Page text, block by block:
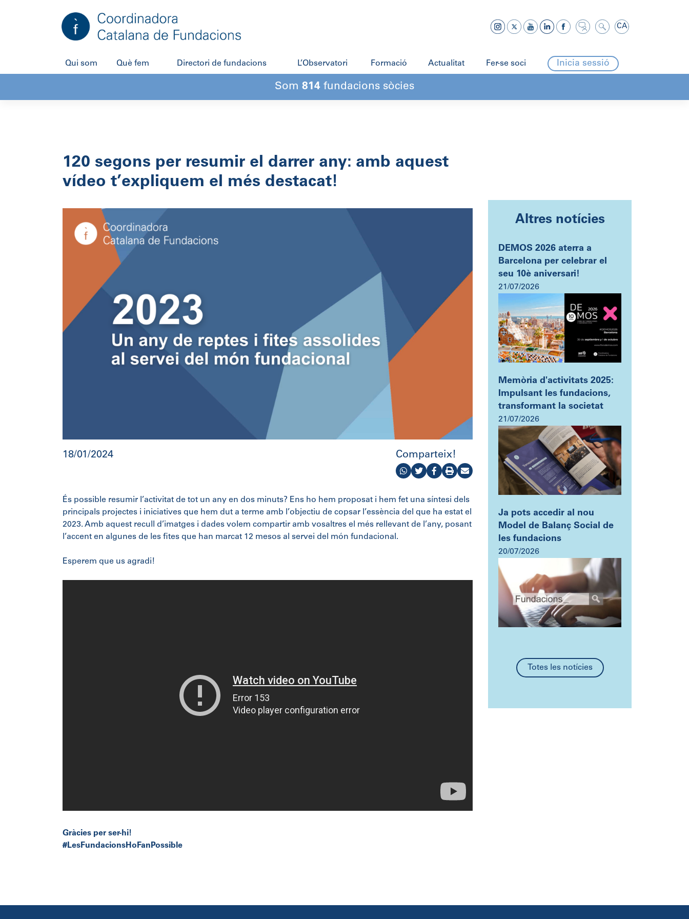
CA
Qui som Què fem Directori de fundacions L’Observatori Formació Actualitat Fer-se soci Inicia sessió
Som 814 fundacions sòcies
120 segons per resumir el darrer any: amb aquest
vídeo t’expliquem el més destacat!
18/01/2024 Comparteix!
És possible resumir l’activitat de tot un any en dos minuts? Ens ho hem proposat i hem fet una síntesi dels
principals projectes i iniciatives que hem dut a terme amb l’objectiu de copsar l’essència del que ha estat el
2023. Amb aquest recull d’imatges i dades volem compartir amb vosaltres el més rellevant de l’any, posant
l’accent en algunes de les fites que han marcat 12 mesos al servei del món fundacional.
Esperem que us agradi!
Gràcies per ser-hi!
#LesFundacionsHoFanPossible
Altres notícies
DEMOS 2026 aterra a
Barcelona per celebrar el
seu 10è aniversari!
21/07/2026
Memòria d'activitats 2025:
Impulsant les fundacions,
transformant la societat
21/07/2026
Ja pots accedir al nou
Model de Balanç Social de
les fundacions
20/07/2026
Totes les notícies